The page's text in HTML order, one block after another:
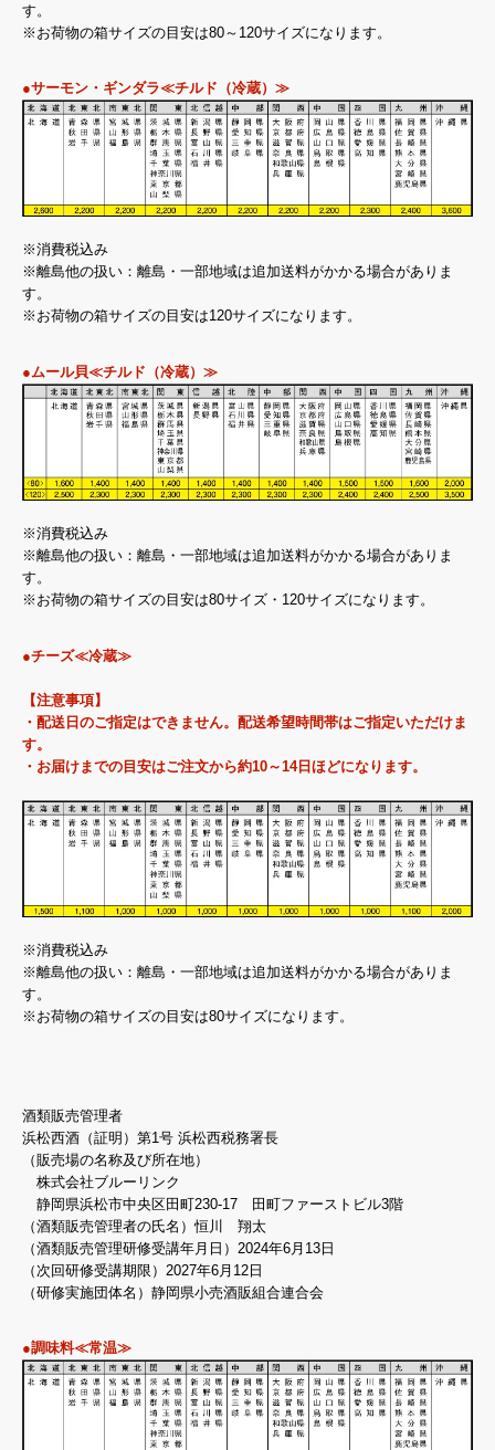
す。
※お荷物の箱サイズの目安は80～120サイズになります。
●サーモン・ギンダラ≪チルド（冷蔵）≫
※消費税込み
※離島他の扱い：離島・一部地域は追加送料がかかる場合がありま
す。
※お荷物の箱サイズの目安は120サイズになります。
●ムール貝≪チルド（冷蔵）≫
※消費税込み
※離島他の扱い：離島・一部地域は追加送料がかかる場合がありま
す。
※お荷物の箱サイズの目安は80サイズ・120サイズになります。
●チーズ≪冷蔵≫
【注意事項】
・配送日のご指定はできません。配送希望時間帯はご指定いただけま
す。
・お届けまでの目安はご注文から約10～14日ほどになります。
※消費税込み
※離島他の扱い：離島・一部地域は追加送料がかかる場合がありま
す。
※お荷物の箱サイズの目安は80サイズになります。
酒類販売管理者
浜松西酒（証明）第1号 浜松西税務署長
（販売場の名称及び所在地）
株式会社ブルーリンク
静岡県浜松市中央区田町230-17 田町ファーストビル3階
（酒類販売管理者の氏名）恒川 翔太
（酒類販売管理研修受講年月日）2024年6月13日
（次回研修受講期限）2027年6月12日
（研修実施団体名）静岡県小売酒販組合連合会
●調味料≪常温≫